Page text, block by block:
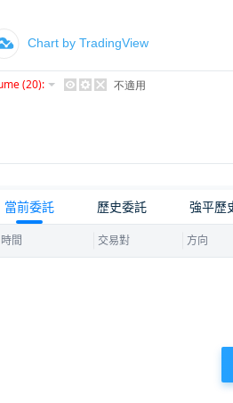
當前委託 歷史委託 強平歷
時間 交易對 方向